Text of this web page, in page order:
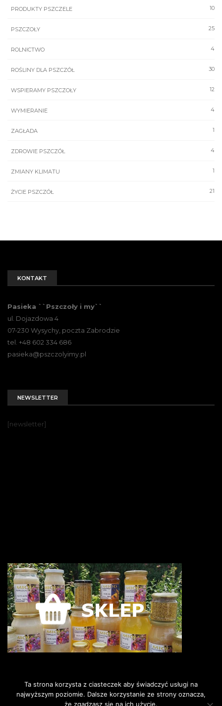
10
PRODUKTY PSZCZELE
25
PSZCZOŁY
4
ROLNICTWO
30
ROŚLINY DLA PSZCZÓŁ
12
WSPIERAMY PSZCZOŁY
4
WYMIERANIE
1
ZAGŁADA
4
ZDROWIE PSZCZÓŁ
1
ZMIANY KLIMATU
21
ŻYCIE PSZCZÓŁ
KONTAKT
Pasieka ``Pszczoły i my``
ul. Dojazdowa 4
07-230 Wysychy, poczta Zabrodzie
tel. +48 602 334 686
pasieka@pszczolyimy.pl
NEWSLETTER
[newsletter]
Ta strona korzysta z ciasteczek aby świadczyć usługi na
najwyższym poziomie. Dalsze korzystanie ze strony oznacza,
że zgadzasz się na ich użycie.